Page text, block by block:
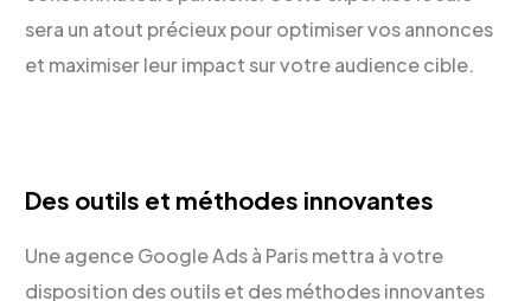
sera un atout précieux pour optimiser vos annonces
et maximiser leur impact sur votre audience cible.
Des outils et méthodes innovantes
Une agence Google Ads à Paris mettra à votre
disposition des outils et des méthodes innovantes